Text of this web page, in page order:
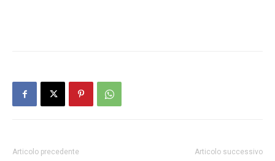
Articolo precedente Articolo successivo